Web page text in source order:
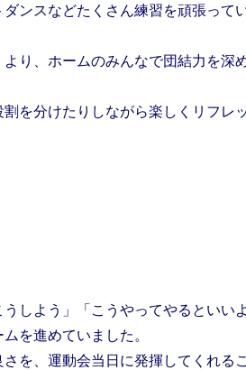
ンスなどたくさん練習を頑張って
り、ホームのみんなで団結力を深
を分けたりしながら楽しくリフレ
しよう」「こうやってやるといい
を進めていました。
を、運動会当日に発揮してくれる